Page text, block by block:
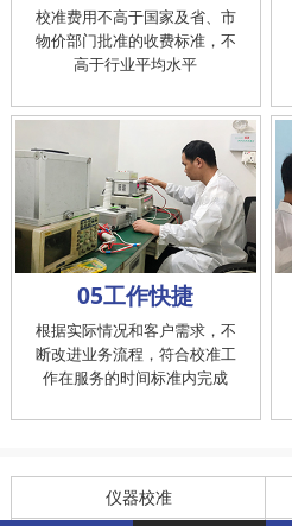
校准费用不高于国家及省、市
物价部门批准的收费标准，不
高于行业平均水平
05工作快捷
根据实际情况和客户需求，不
断改进业务流程，符合校准工
作在服务的时间标准内完成
仪器校准